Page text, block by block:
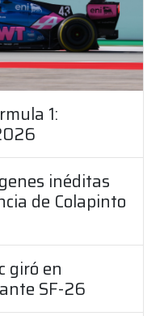
1:
inéditas
de Colapinto
giró en
SF-26